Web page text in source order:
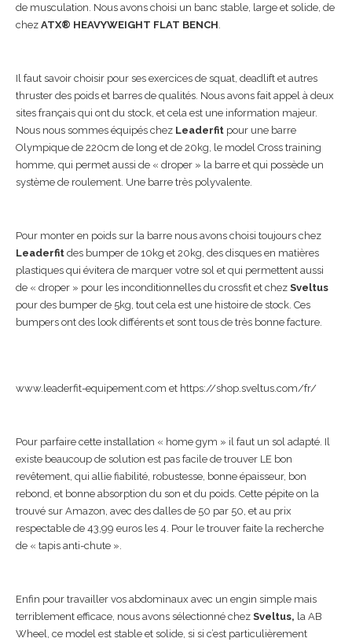
de musculation. Nous avons choisi un banc stable, large et solide, de
chez ATX® HEAVYWEIGHT FLAT BENCH.
Il faut savoir choisir pour ses exercices de squat, deadlift et autres
thruster des poids et barres de qualités. Nous avons fait appel à deux
sites français qui ont du stock, et cela est une information majeur.
Nous nous sommes équipés chez Leaderfit pour une barre
Olympique de 220cm de long et de 20kg, le model Cross training
homme, qui permet aussi de « droper » la barre et qui possède un
système de roulement. Une barre très polyvalente.
Pour monter en poids sur la barre nous avons choisi toujours chez
Leaderfit des bumper de 10kg et 20kg, des disques en matières
plastiques qui évitera de marquer votre sol et qui permettent aussi
de « droper » pour les inconditionnelles du crossfit et chez Sveltus
pour des bumper de 5kg, tout cela est une histoire de stock. Ces
bumpers ont des look différents et sont tous de très bonne facture.
www.leaderfit-equipement.com et https://shop.sveltus.com/fr/
Pour parfaire cette installation « home gym » il faut un sol adapté. Il
existe beaucoup de solution est pas facile de trouver LE bon
revêtement, qui allie fiabilité, robustesse, bonne épaisseur, bon
rebond, et bonne absorption du son et du poids. Cette pépite on la
trouvé sur Amazon, avec des dalles de 50 par 50, et au prix
respectable de 43,99 euros les 4. Pour le trouver faite la recherche
de « tapis anti-chute ».
Enfin pour travailler vos abdominaux avec un engin simple mais
terriblement efficace, nous avons sélectionné chez Sveltus, la AB
Wheel, ce model est stable et solide, si si c’est particulièrement